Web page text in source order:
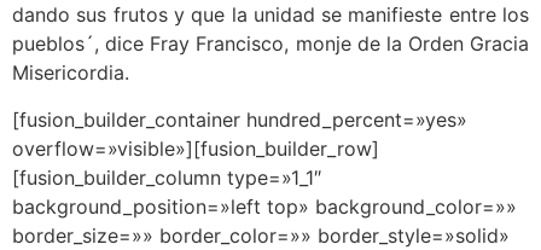
dando sus frutos y que la unidad se manifieste entre los
pueblos´, dice Fray Francisco, monje de la Orden Gracia
Misericordia.
[fusion_builder_container hundred_percent=»yes»
overflow=»visible»][fusion_builder_row]
[fusion_builder_column type=»1_1″
background_position=»left top» background_color=»»
border_size=»» border_color=»» border_style=»solid»